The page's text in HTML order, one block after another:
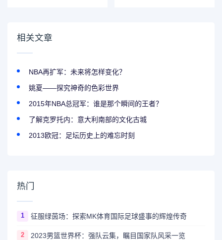
相关文章
NBA再扩军：未来将怎样变化？
姚夏——探究神奇的色彩世界
2015年NBA总冠军：谁是那个瞬间的王者？
了解克罗托内：意大利南部的文化古城
2013欧冠：足坛历史上的难忘时刻
热门
1 征服绿茵场：探索MK体育国际足球盛事的辉煌传奇
2 2023男篮世界杯：强队云集，瞩目国家队风采一览